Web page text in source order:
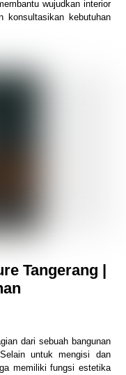
wujudkan interior
konsultasikan kebutuhan
Tangerang |
dari sebuah bangunan
untuk mengisi dan
memiliki fungsi estetika